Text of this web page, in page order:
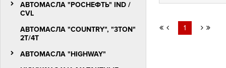
АВТОМАСЛА "РОСНЕФТЬ" IND /
CVL
АВТОМАСЛА "COUNTRY", "3TON"
2T/4Т
АВТОМАСЛА "HIGHWAY"
1